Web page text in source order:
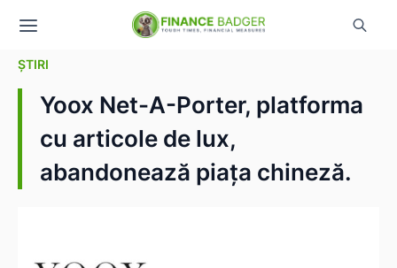
ȘTIRI
Yoox Net-A-Porter, platforma
cu articole de lux,
abandonează piața chineză.